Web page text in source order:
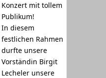
Konzert mit tollem
Publikum!
In diesem
festlichen Rahmen
durfte unsere
Vorständin Birgit
Lecheler unsere